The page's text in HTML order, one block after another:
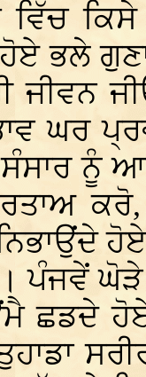
ਵਿੱਚ
ਭਲੇ
ਜੀਵਨ
ਘਰ
ਨੂੰ
ਪੰਜਵੇਂ
ਛਡਦੇ